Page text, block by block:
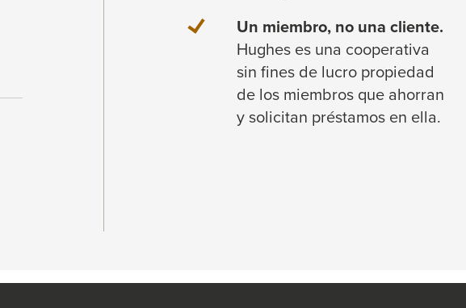
Un miembro, no una cliente.
Hughes es una cooperativa
sin fines de lucro propiedad
de los miembros que ahorran
y solicitan préstamos en ella.